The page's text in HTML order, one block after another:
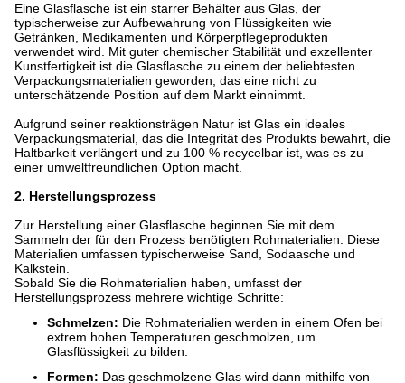
Eine Glasflasche ist ein starrer Behälter aus Glas, der
typischerweise zur Aufbewahrung von Flüssigkeiten wie
Getränken, Medikamenten und Körperpflegeprodukten
verwendet wird.
Mit guter chemischer Stabilität und exzellenter
Kunstfertigkeit ist die Glasflasche zu einem der beliebtesten
Verpackungsmaterialien geworden, das eine nicht zu
unterschätzende Position auf dem Markt einnimmt.
Aufgrund seiner reaktionsträgen Natur ist Glas ein ideales
Verpackungsmaterial, das die Integrität des Produkts bewahrt, die
Haltbarkeit verlängert und zu 100 % recycelbar ist, was es zu
einer umweltfreundlichen Option macht.
2. Herstellungsprozess
Zur Herstellung einer Glasflasche beginnen Sie mit dem
Sammeln der für den Prozess benötigten Rohmaterialien. Diese
Materialien umfassen typischerweise Sand, Sodaasche und
Kalkstein.
Sobald Sie die Rohmaterialien haben, umfasst der
Herstellungsprozess mehrere wichtige Schritte:
Schmelzen: Die Rohmaterialien werden in einem Ofen bei
extrem hohen Temperaturen geschmolzen, um
Glasflüssigkeit zu bilden.
Formen: Das geschmolzene Glas wird dann mithilfe von